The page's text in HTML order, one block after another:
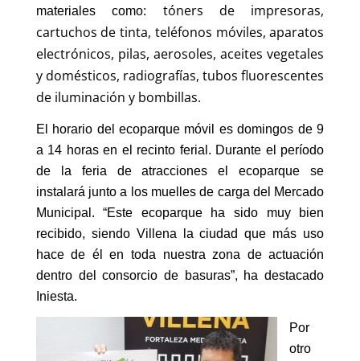
materiales como: tóners de impresoras,
cartuchos de tinta, teléfonos móviles, aparatos
electrónicos, pilas, aerosoles, aceites vegetales
y domésticos, radiografías, tubos fluorescentes
de iluminación y bombillas.
El horario del ecoparque móvil es domingos de 9
a 14 horas en el recinto ferial. Durante el período
de la feria de atracciones el ecoparque se
instalará junto a los muelles de carga del Mercado
Municipal. “Este ecoparque ha sido muy bien
recibido, siendo Villena la ciudad que más uso
hace de él en toda nuestra zona de actuación
dentro del consorcio de basuras”, ha destacado
Iniesta.
Por
otro